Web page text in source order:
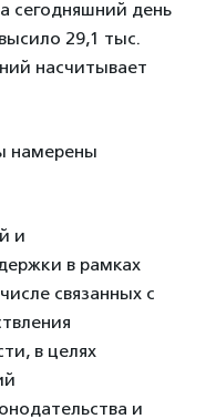
сегодняшний день
29,1 тыс.
насчитывает
намерены
и
в рамках
связанных с
в целях
и